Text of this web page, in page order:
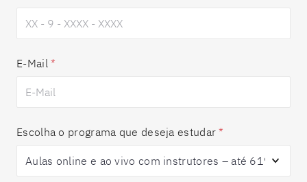
E-Mail *
Escolha o programa que deseja estudar *